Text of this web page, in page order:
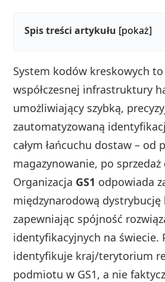
Spis treści artykułu [pokaż]
System kodów kreskowych
współczesnej infrastruktury
umożliwiający szybką,
zautomatyzowaną
całym łańcuchu dostaw – od
magazynowanie, po sprzedaż
Organizacja GS1 odpowiada
międzynarodową dystrybucję
zapewniając spójność
identyfikacyjnych na świecie.
identyfikuje kraj/terytorium
podmiotu w GS1, a nie